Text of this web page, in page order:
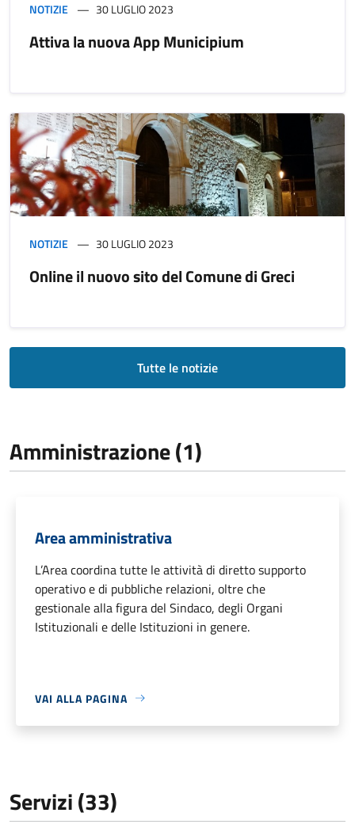
NOTIZIE 30 LUGLIO 2023
Attiva la nuova App Municipium
NOTIZIE 30 LUGLIO 2023
Online il nuovo sito del Comune di Greci
Tutte le notizie
Amministrazione (1)
Area amministrativa
L’Area coordina tutte le attività di diretto supporto
operativo e di pubbliche relazioni, oltre che
gestionale alla figura del Sindaco, degli Organi
Istituzionali e delle Istituzioni in genere.
VAI ALLA PAGINA
Servizi (33)